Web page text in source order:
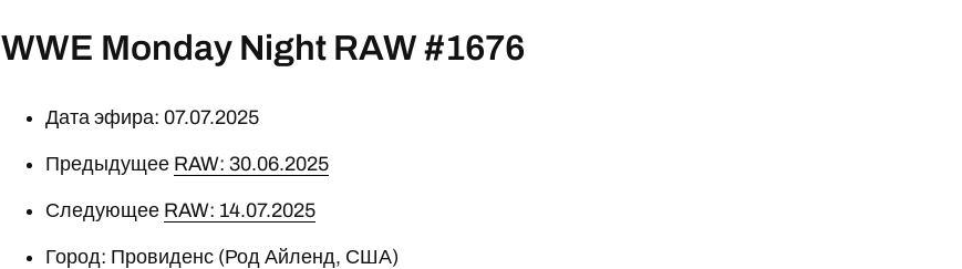
WWE Monday Night RAW #1676
Дата эфира: 07.07.2025
Предыдущее RAW: 30.06.2025
Следующее RAW: 14.07.2025
Город: Провиденс (Род Айленд, США)